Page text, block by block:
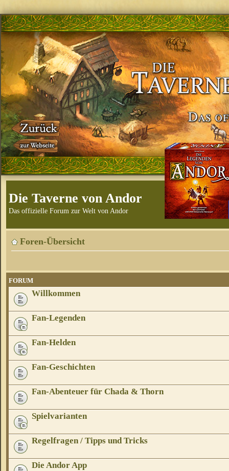
Die Taverne von Andor
Das offizielle Forum zur Welt von Andor
Foren-Übersicht
FORUM
Willkommen
Fan-Legenden
Fan-Helden
Fan-Geschichten
Fan-Abenteuer für Chada & Thorn
Spielvarianten
Regelfragen / Tipps und Tricks
Die Andor App